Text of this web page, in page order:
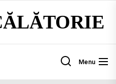
Menu